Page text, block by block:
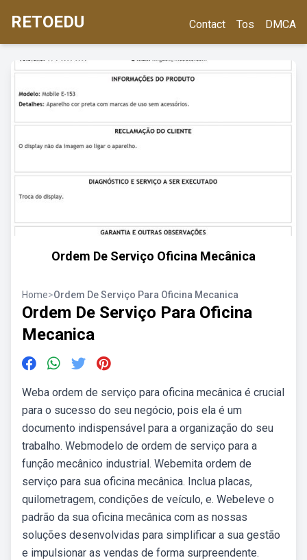
RETOEDU Contact Tos DMCA
Ordem De Serviço Oficina Mecânica
Home>Ordem De Serviço Para Oficina Mecanica
Ordem De Serviço Para Oficina
Mecanica
Weba ordem de serviço para oficina mecânica é crucial
para o sucesso do seu negócio, pois ela é um
documento indispensável para a organização do seu
trabalho. Webmodelo de ordem de serviço para a
função mecânico industrial. Webemita ordem de
serviço para sua oficina mecânica. Inclua placas,
quilometragem, condições de veículo, e. Webeleve o
padrão da sua oficina mecânica com as nossas
soluções desenvolvidas para simplificar a sua gestão
e impulsionar as vendas de forma surpreendente.